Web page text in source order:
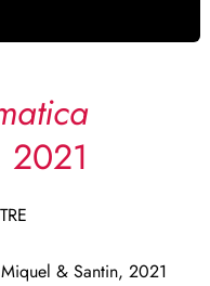
& Santin, 2021